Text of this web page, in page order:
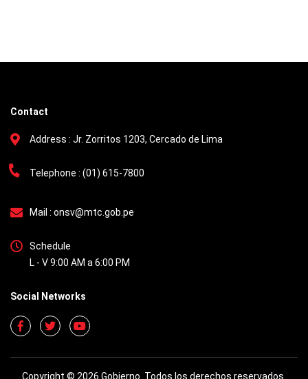
Contact
Address : Jr. Zorritos 1203, Cercado de Lima
Telephone : (01) 615-7800
Mail : onsv@mtc.gob.pe
Schedule
L - V 9:00 AM a 6:00 PM
Social Networks
Copyright © 2026 Gobierno. Todos los derechos reservados.